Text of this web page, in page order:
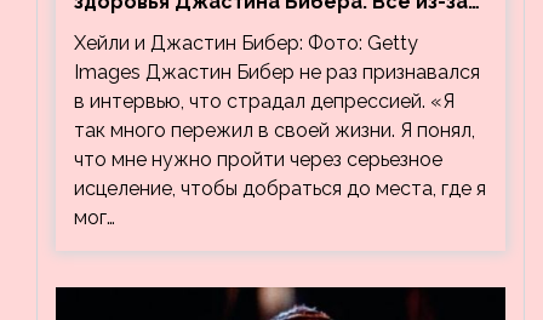
видео, на котором его успокаивает
Хейли
Хейли и Джастин Бибер: Фото: Getty
Images Джастин Бибер не раз признавался
в интервью, что страдал депрессией. «Я
так много пережил в своей жизни. Я понял,
что мне нужно пройти через серьезное
исцеление, чтобы добраться до места, где я
мог…